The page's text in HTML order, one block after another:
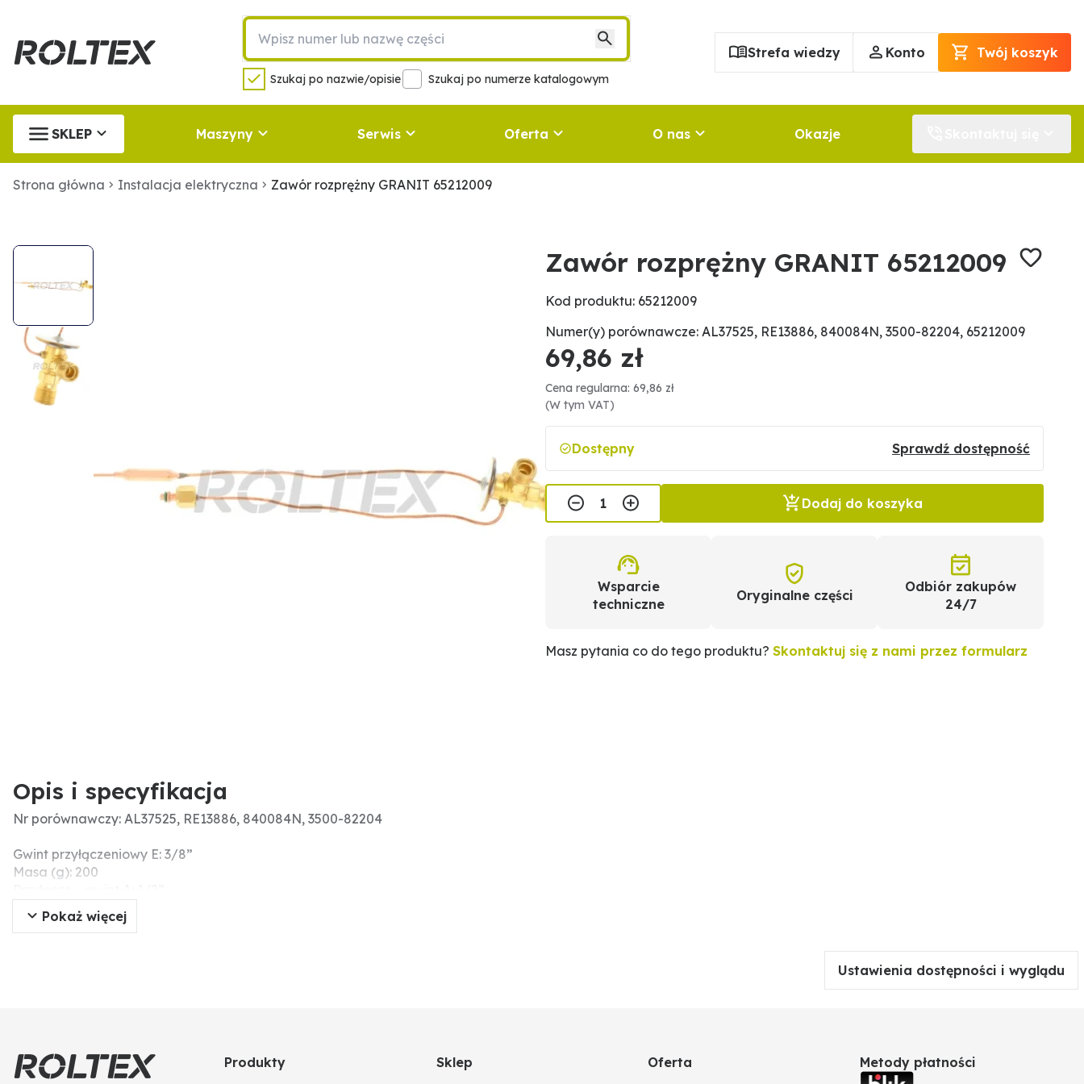
Szukaj po nazwie/opisie Szukaj po numerze katalogowym
Strefa wiedzy Konto Twój koszyk
SKLEP Maszyny Serwis Oferta O nas Okazje
Strona główna Instalacja elektryczna Zawór rozprężny GRANIT 65212009
Zawór rozprężny GRANIT 65212009
Kod produktu: 65212009
Numer(y) porównawcze: AL37525, RE13886, 840084N, 3500-82204, 65212009
69,86 zł
Cena regularna: 69,86 zł
(W tym VAT)
Dostępny Sprawdź dostępność
Dodaj do koszyka
Wsparcie
techniczne
Oryginalne części
Odbiór zakupów
24/7
Masz pytania co do tego produktu? Skontaktuj się z nami przez formularz
Opis i specyfikacja
Nr porównawczy: AL37525, RE13886, 840084N, 3500-82204
Gwint przyłączeniowy E: 3/8”
Masa (g): 200
Gwint przyłączeniowy: F (M10)
Długość (mm): 305
Pokaż więcej
Ustawienia dostępności i wyglądu
Produkty Sklep Oferta Metody płatności